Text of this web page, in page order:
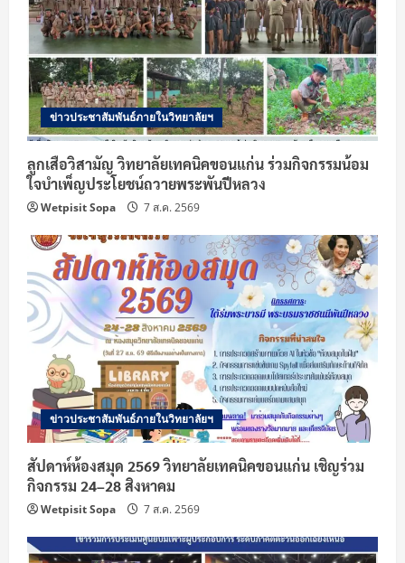
a
d
i
n
g
ข่าวประชาสัมพันธ์ภายในวิทยาลัยฯ
ลูกเสือวิสามัญ วิทยาลัยเทคนิคขอนแก่น ร่วมกิจกรรมน้อม
ใจบำเพ็ญประโยชน์ถวายพระพันปีหลวง
Wetpisit Sopa 7 ส.ค. 2569
ข่าวประชาสัมพันธ์ภายในวิทยาลัยฯ
สัปดาห์ห้องสมุด 2569 วิทยาลัยเทคนิคขอนแก่น เชิญร่วม
กิจกรรม 24–28 สิงหาคม
Wetpisit Sopa 7 ส.ค. 2569